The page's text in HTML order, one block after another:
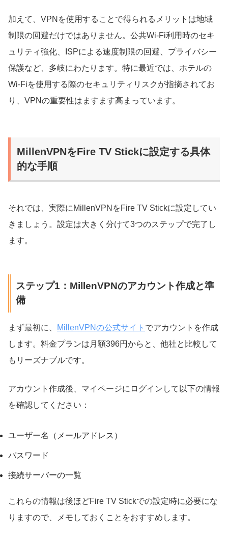
加えて、VPNを使用することで得られるメリットは地域
制限の回避だけではありません。公共Wi-Fi利用時のセキ
ュリティ強化、ISPによる速度制限の回避、プライバシー
保護など、多岐にわたります。特に最近では、ホテルの
Wi-Fiを使用する際のセキュリティリスクが指摘されてお
り、VPNの重要性はますます高まっています。
MillenVPNをFire TV Stickに設定する具体
的な手順
それでは、実際にMillenVPNをFire TV Stickに設定してい
きましょう。設定は大きく分けて3つのステップで完了し
ます。
ステップ1：MillenVPNのアカウント作成と準
備
まず最初に、 MillenVPNの公式サイト でアカウントを作成
します。料金プランは月額396円からと、他社と比較して
もリーズナブルです。
アカウント作成後、マイページにログインして以下の情報
を確認してください：
ユーザー名（メールアドレス）
パスワード
接続サーバーの一覧
これらの情報は後ほどFire TV Stickでの設定時に必要にな
りますので、メモしておくことをおすすめします。